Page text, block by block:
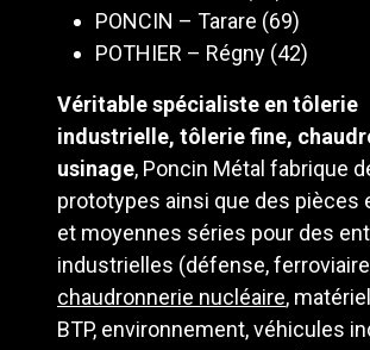
PONCIN – Tarare (69)
POTHIER – Régny (42)
Véritable spécialiste en tôlerie
industrielle, tôlerie fine,
usinage, Poncin Métal fabrique
prototypes ainsi que des pièces
et moyennes séries pour des
industrielles (défense,
chaudronnerie nucléaire,
BTP, environnement, véhicules